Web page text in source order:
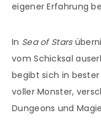
eigener Erfahrung
In Sea of Stars
vom Schicksal
begibt sich in bester
voller Monster,
Dungeons und